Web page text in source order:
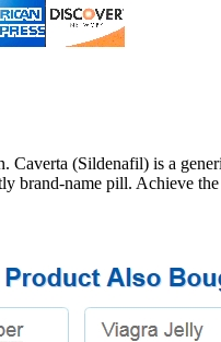
(Sildenafil) is a
brand-name pill. Achieve